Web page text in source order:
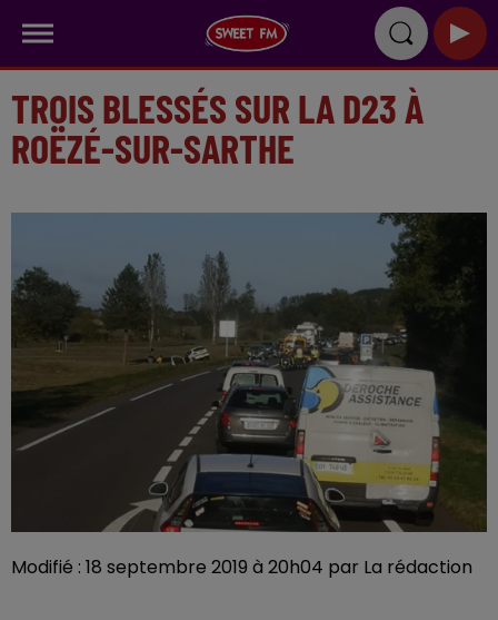
TROIS BLESSÉS SUR LA D23 À
ROËZÉ-SUR-SARTHE
Modifié : 18 septembre 2019 à 20h04 par La rédaction